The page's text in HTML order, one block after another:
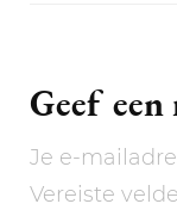
Geef een
Je e-
Vereiste